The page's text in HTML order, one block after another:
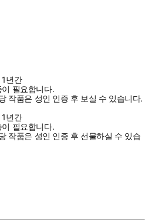
년간
필요합니다.
작품은 성인 인증 후 보실 수 있습니다.
년간
필요합니다.
작품은 성인 인증 후 선물하실 수 있습